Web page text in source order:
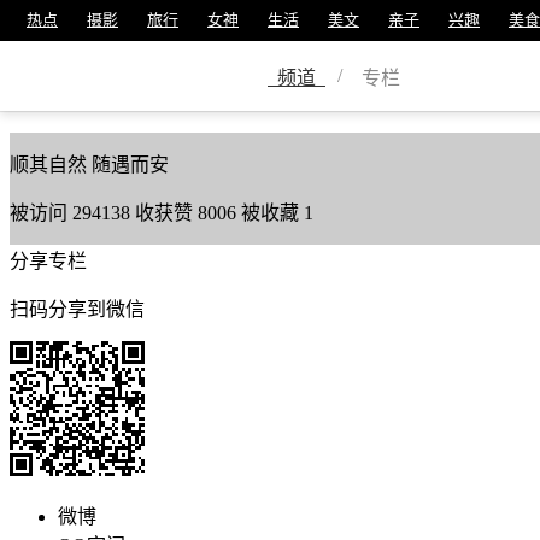
热点 摄影 旅行 女神 生活 美文 亲子 兴趣 美食
频道 / 专栏
美篇号3631321
顺其自然 随遇而安
被访问 294138 收获赞 8006 被收藏 1
分享专栏
扫码分享到微信
微博